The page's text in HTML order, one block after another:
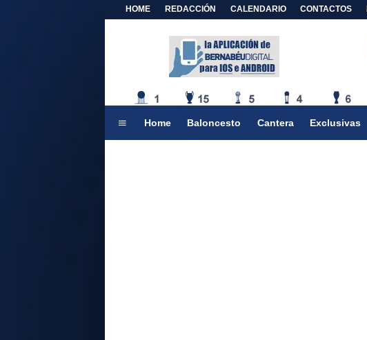
HOME REDACCIÓN CALENDARIO CONTACTOS
Home Baloncesto Cantera Exclusivas